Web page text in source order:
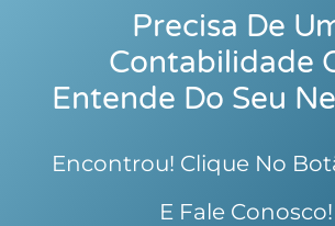
Precisa De
Contabilidade
Entende Do Seu
Encontrou! Clique No
E Fale Conosco!